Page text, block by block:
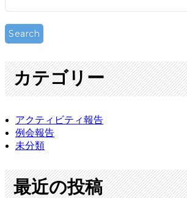
カテゴリー
アクティビティ報告
例会報告
未分類
最近の投稿